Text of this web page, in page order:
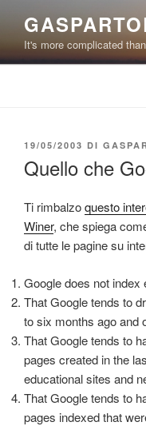
contenutoIt's more complicated
PUBBLICATO
19/05/2003 DI
Quello che
Ti rimbalzoquesto
Winer, che spiega
di tutte le pagine su
Google does not index
That Google tends to
to six months ago and
That Google tends to
pages created in the
educational sites and
That Google tends to
pages indexed that